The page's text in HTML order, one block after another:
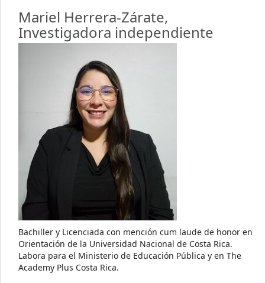
Mariel Herrera-Zárate,
Investigadora independiente
Bachiller y Licenciada con mención cum laude de honor en
Orientación de la Universidad Nacional de Costa Rica.
Labora para el Ministerio de Educación Pública y en The
Academy Plus Costa Rica.